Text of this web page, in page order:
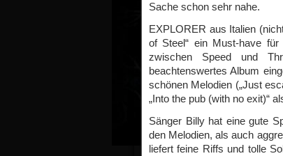
Sache schon sehr nahe.
EXPLORER aus Italien
of Steel“ ein Must-have für
zwischen Speed und
beachtenswertes Album
schönen Melodien („Just
„Into the pub (with no exit)“
Sänger Billy hat eine gute
den Melodien, als auch
liefert feine Riffs und tolle